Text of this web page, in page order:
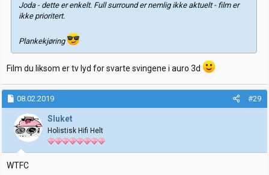
Joda - dette er enkelt. Full surround er nemlig ikke aktuelt - film er
ikke prioritert.
Plankekjøring
Film du liksom er tv lyd for svarte svingene i auro 3d
08.02.2019 #29
Sluket
Holistisk Hifi Helt
WTFC